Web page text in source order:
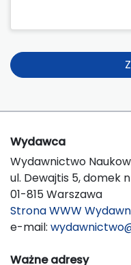
Wydawca
Wydawnictwo
ul. Dewajtis 5, domek
01-815 Warszawa
Strona WWW
e-mail:
Ważne adresy